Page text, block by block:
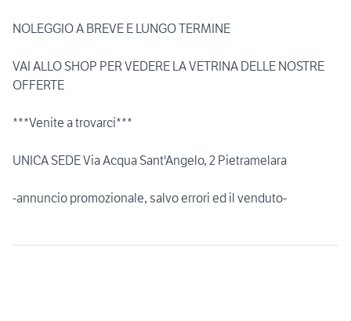
NOLEGGIO A BREVE E LUNGO TERMINE
VAI ALLO SHOP PER VEDERE LA VETRINA DELLE NOSTRE
OFFERTE
***Venite a trovarci***
UNICA SEDE Via Acqua Sant'Angelo, 2 Pietramelara
-annuncio promozionale, salvo errori ed il venduto-